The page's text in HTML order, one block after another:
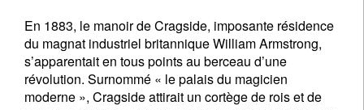
En 1883, le manoir de Cragside, imposante résidence
du magnat industriel britannique William Armstrong,
s’apparentait en tous points au berceau d’une
révolution. Surnommé « le palais du magicien
moderne », Cragside attirait un cortège de rois et de